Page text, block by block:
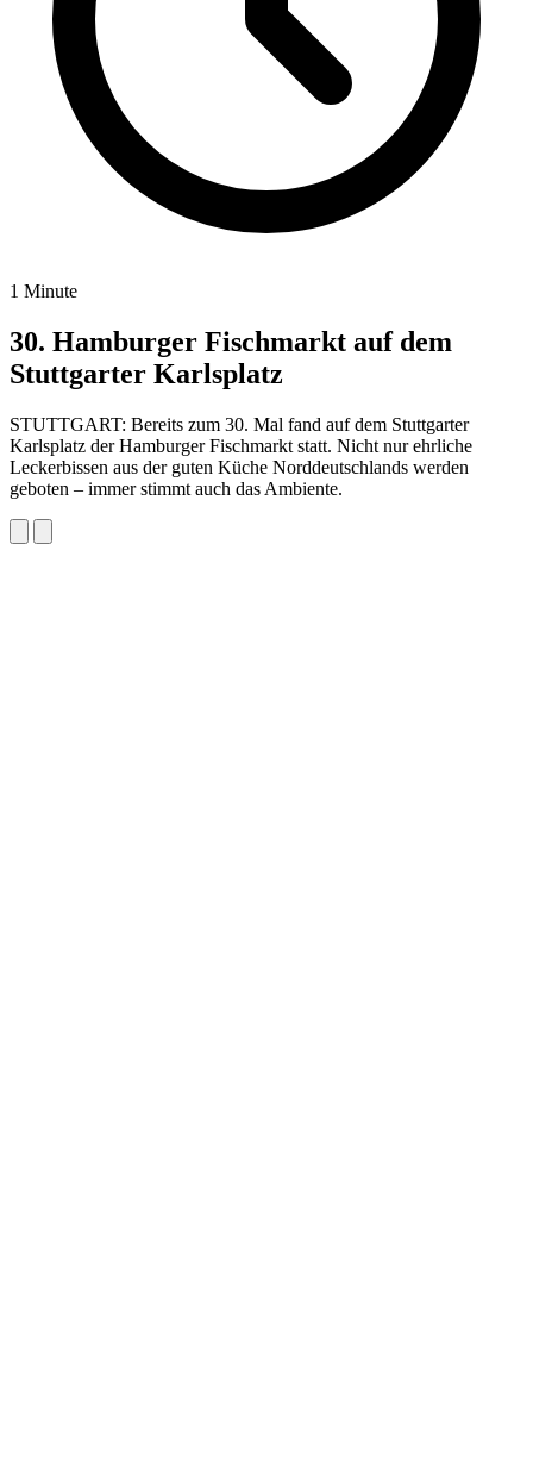
1 Minute
30. Hamburger Fischmarkt auf dem
Stuttgarter Karlsplatz
STUTTGART: Bereits zum 30. Mal fand auf dem Stuttgarter
Karlsplatz der Hamburger Fischmarkt statt. Nicht nur ehrliche
Leckerbissen aus der guten Küche Norddeutschlands werden
geboten – immer stimmt auch das Ambiente.